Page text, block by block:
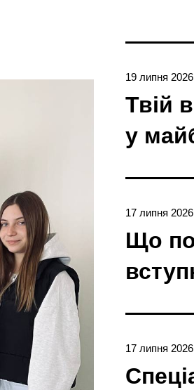
19 липня 2026
Твій
у
17 липня 2026
Що
17 липня 2026